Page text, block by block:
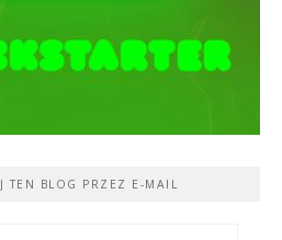
TEN BLOG PRZEZ E-MAIL